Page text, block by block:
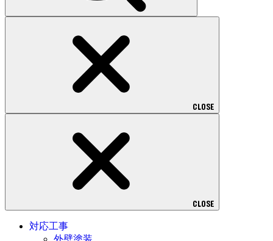
CLOSE
CLOSE
対応工事
外壁塗装